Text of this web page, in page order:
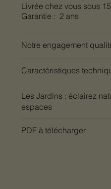
Livrée chez vous sous
Garantie : 2 ans
Notre engagement
Caractéristiques
Les Jardins : éclairez
espaces
PDF à télécharger